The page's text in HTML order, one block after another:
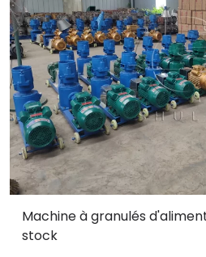
Machine à granulés
stock